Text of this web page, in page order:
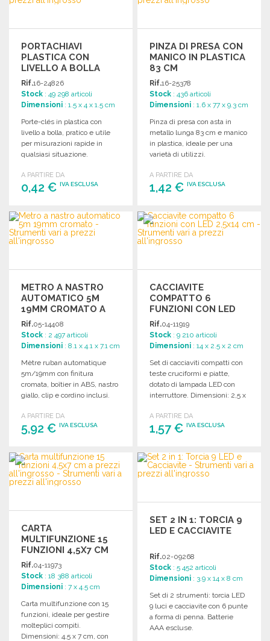
PORTACHIAVI
PLASTICA CON
LIVELLO A BOLLA
Rif.16-24826
Stock : 49 298 articoli
Dimensioni : 1.5 x 4 x 1.5 cm
Porte-clés in plastica con
livello a bolla, pratico e utile
per misurazioni rapide in
qualsiasi situazione.
A PARTIRE DA
0,42 € IVA ESCLUSA
ORDINARE
Richiedi un preventivo
PINZA DI PRESA CON
MANICO IN PLASTICA
83 CM
Rif.16-25378
Stock : 436 articoli
Dimensioni : 1.6 x 77 x 9.3 cm
Pinza di presa con asta in
metallo lunga 83 cm e manico
in plastica, ideale per una
varietà di utilizzi.
A PARTIRE DA
1,42 €IVA ESCLUSA
ORDINARE
Richiedi un preventivo
METRO A NASTRO
AUTOMATICO 5M
19MM CROMATO A
PREZZI
ALL'INGROSSO
Rif.05-14408
Stock : 2 497 articoli
Dimensioni : 8.1 x 4.1 x 7.1 cm
Mètre ruban automatique
5m/19mm con finitura
cromata, boîtier in ABS, nastro
giallo, clip e cordino inclusi.
A PARTIRE DA
5,92 € IVA ESCLUSA
ORDINARE
Richiedi un preventivo
CACCIAVITE
COMPATTO 6
FUNZIONI CON LED
2,5X14 CM
Rif.04-11919
Stock : 9 210 articoli
Dimensioni : 14 x 2.5 x 2 cm
Set di cacciaviti compatti con
teste cruciformi e piatte,
dotato di lampada LED con
interruttore. Dimensioni: 2,5 x
A PARTIRE DA
1,57 €IVA ESCLUSA
ORDINARE
Richiedi un preventivo
CARTA
MULTIFUNZIONE 15
FUNZIONI 4,5X7 CM
Rif.04-11973
Stock : 18 388 articoli
Dimensioni : 7 x 4.5 cm
Carta multifunzione con 15
funzioni, ideale per gestire
molteplici compiti.
Dimensioni: 4,5 x 7 cm, con
SET 2 IN 1: TORCIA 9
LED E CACCIAVITE
Rif.02-09268
Stock : 5 452 articoli
Dimensioni : 3.9 x 14 x 8 cm
Set di 2 strumenti: torcia LED
9 luci e cacciavite con 6 punte
a forma di penna. Batterie
AAA escluse.